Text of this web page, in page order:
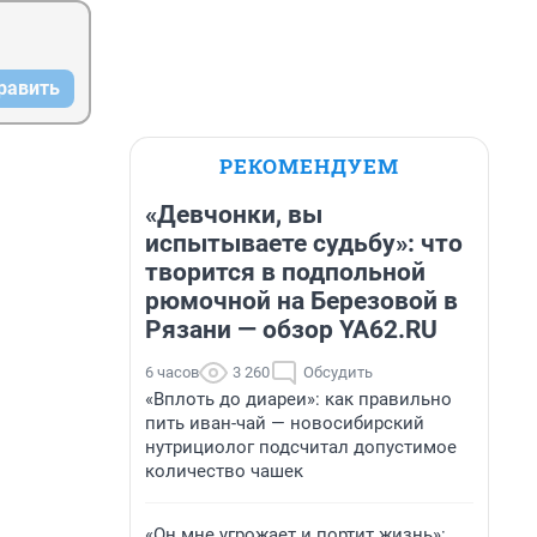
РЕКОМЕНДУЕМ
«Девчонки, вы
испытываете судьбу»: что
творится в подпольной
рюмочной на Березовой в
Рязани — обзор YA62.RU
6 часов 3 260 Обсудить
«Вплоть до диареи»: как правильно
пить иван-чай — новосибирский
нутрициолог подсчитал допустимое
количество чашек